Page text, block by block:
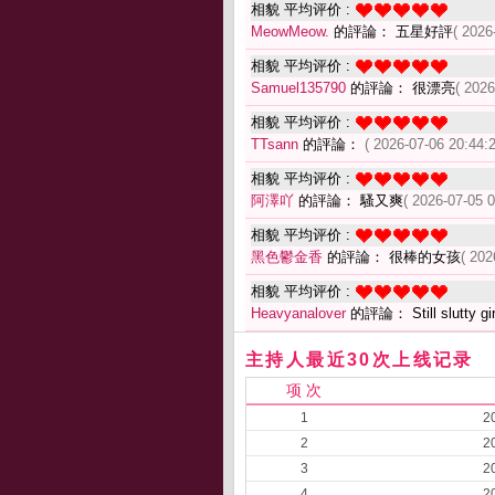
相貌 平均评价 :
MeowMeow. 的評論： 五星好評(
相貌 平均评价 :
Samuel135790 的評論： 很漂亮(
相貌 平均评价 :
TTsann 的評論： ( 2026-07-06
相貌 平均评价 :
阿澤吖 的評論： 騷又爽( 2026-07-05
相貌 平均评价 :
黑色鬱金香 的評論： 很棒的女孩(
相貌 平均评价 :
Heavyanalover的評論： Still slutty
主持人最近30次上线记录
项 次
1
2
3